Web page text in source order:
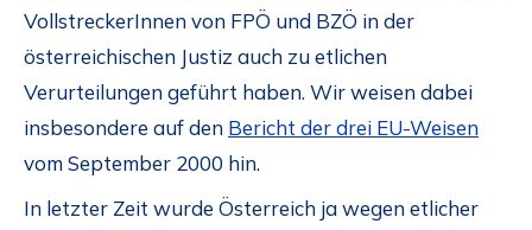
VollstreckerInnen von FPÖ und BZÖ in der
österreichischen Justiz auch zu etlichen
Verurteilungen geführt haben. Wir weisen dabei
insbesondere auf den Bericht der drei EU-Weisen
vom September 2000 hin.
In letzter Zeit wurde Österreich ja wegen etlicher